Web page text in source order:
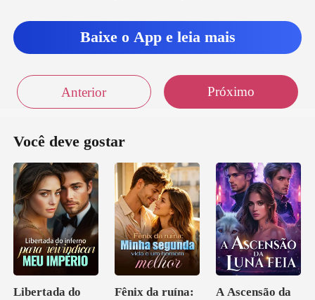
Baixe o App e leia mais
Anterior Próximo
Você deve gostar
Libertada do
Fênix da ruína:
A Ascensão da